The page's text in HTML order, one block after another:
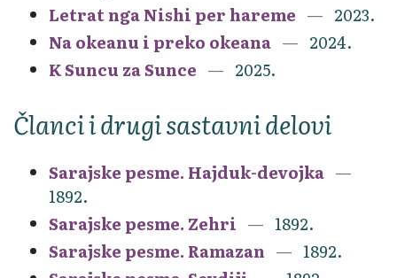
Letrat nga Nishi per hareme
2023.
Na okeanu i preko okeana
2024.
K Suncu za Sunce
2025.
Članci i drugi sastavni delovi
Sarajske pesme. Hajduk-devojka
1892.
Sarajske pesme. Zehri
1892.
Sarajske pesme. Ramazan
1892.